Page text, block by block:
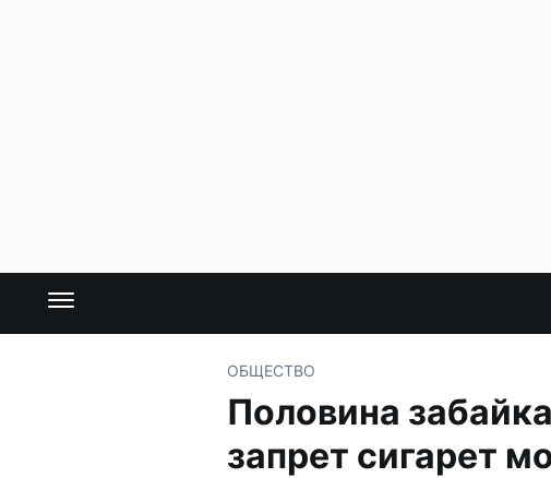
ОБЩЕСТВО
Половина
запрет сигарет